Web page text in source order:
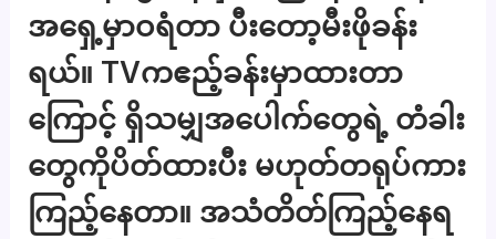
အရှေ့မှာဝရံတာ ပီးတော့မီးဖိုခန်း
ရယ်။ TVကဧည့်ခန်းမှာထားတာ
ကြောင့် ရှိသမျှအပေါက်တွေရဲ့ တံခါး
တွေကိုပိတ်ထားပီး မဟုတ်တရုပ်ကား
ကြည့်နေတာ။ အသံတိတ်ကြည့်နေရ